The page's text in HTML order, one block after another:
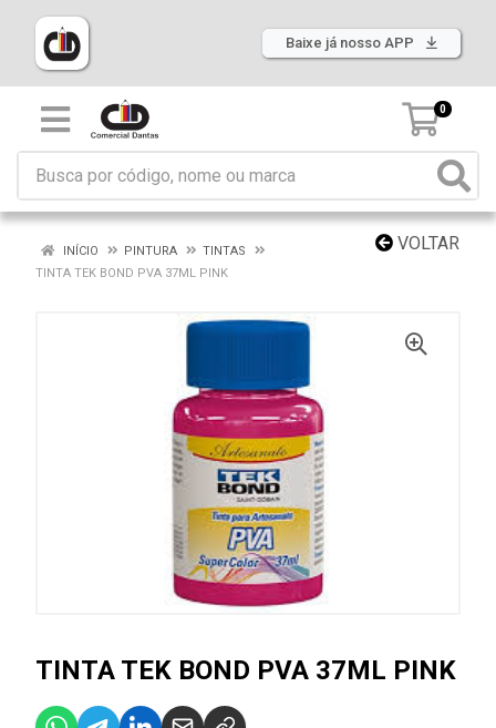
Baixe já nosso APP
0
VOLTAR
INÍCIO PINTURA
TINTAS
TINTA TEK BOND PVA 37ML PINK
TINTA TEK BOND PVA 37ML PINK